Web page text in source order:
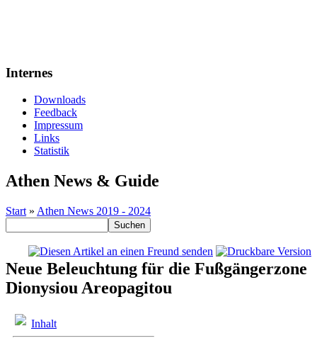
Internes
Downloads
Feedback
Impressum
Links
Statistik
Athen News & Guide
Start » Athen News 2019 - 2024
Neue Beleuchtung für die Fußgängerzone
Dionysiou Areopagitou
Inhalt